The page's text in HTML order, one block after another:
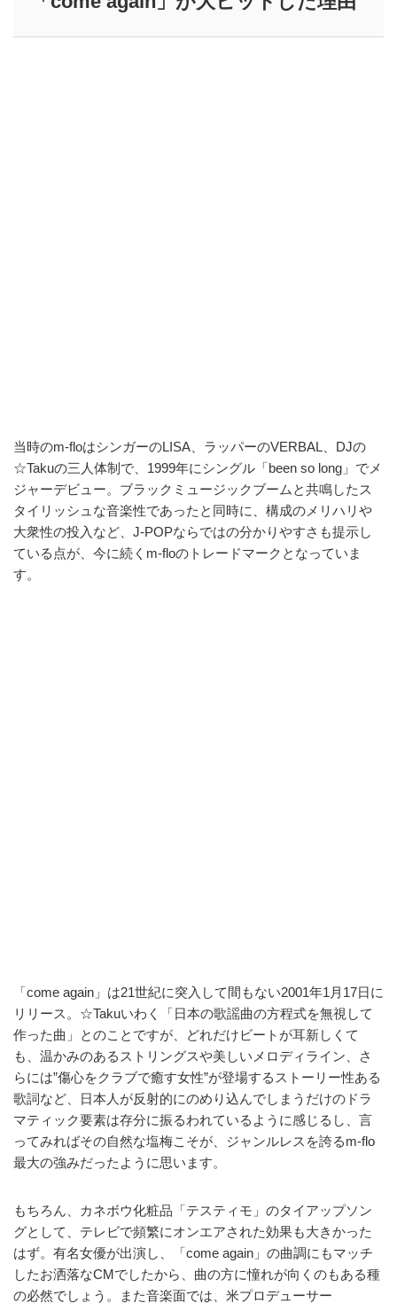
当時のm-floはシンガーのLISA、ラッパーのVERBAL、DJの
☆Takuの三人体制で、1999年にシングル「been so long」でメ
ジャーデビュー。ブラックミュージックブームと共鳴したス
タイリッシュな音楽性であったと同時に、構成のメリハリや
大衆性の投入など、J-POPならではの分かりやすさも提示し
ている点が、今に続くm-floのトレードマークとなっていま
す。
「come again」は21世紀に突入して間もない2001年1月17日に
リリース。☆Takuいわく「日本の歌謡曲の方程式を無視して
作った曲」とのことですが、どれだけビートが耳新しくて
も、温かみのあるストリングスや美しいメロディライン、さ
らには”傷心をクラブで癒す女性”が登場するストーリー性ある
歌詞など、日本人が反射的にのめり込んでしまうだけのドラ
マティック要素は存分に振るわれているように感じるし、言
ってみればその自然な塩梅こそが、ジャンルレスを誇るm-flo
最大の強みだったように思います。
もちろん、カネボウ化粧品「テスティモ」のタイアップソン
グとして、テレビで頻繁にオンエアされた効果も大きかった
はず。有名女優が出演し、「come again」の曲調にもマッチ
したお洒落なCMでしたから、曲の方に憧れが向くのもある種
の必然でしょう。また音楽面では、米プロデューサー